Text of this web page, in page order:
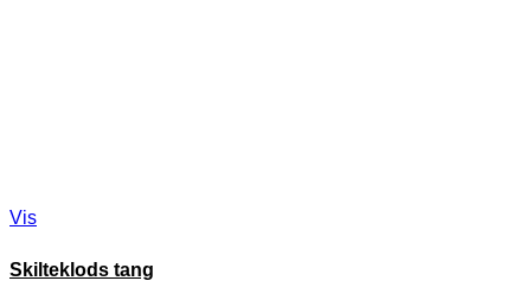
Vis
Skilteklods tang